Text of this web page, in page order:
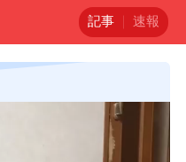
記事 速報